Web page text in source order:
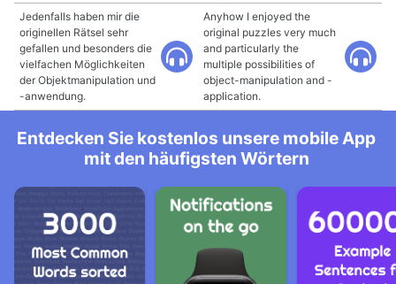
Jedenfalls haben mir die
originellen Rätsel sehr
gefallen und besonders die
vielfachen Möglichkeiten
der Objektmanipulation und
-anwendung.
Anyhow I enjoyed the
original puzzles very much
and particularly the
multiple possibilities of
object-manipulation and -
application.
Entdecken Sie kostenlos unsere mobile App
mit den häufigsten Wörtern